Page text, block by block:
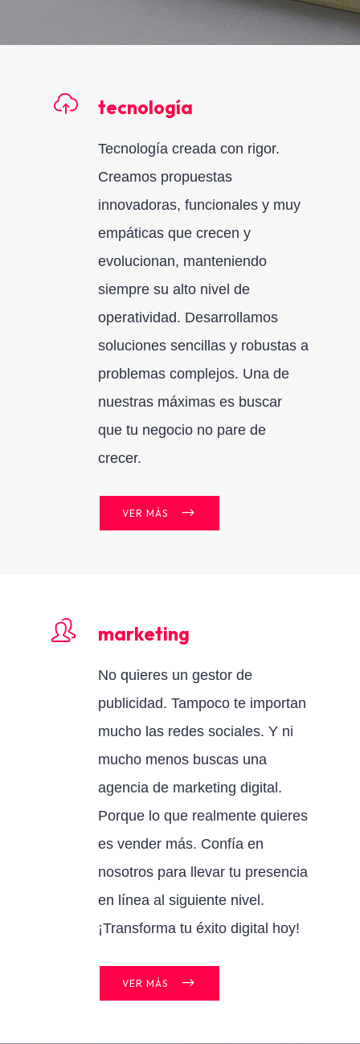
tecnología
Tecnología creada con rigor.
Creamos propuestas
innovadoras, funcionales y muy
empáticas que crecen y
evolucionan, manteniendo
siempre su alto nivel de
operatividad. Desarrollamos
soluciones sencillas y robustas a
problemas complejos. Una de
nuestras máximas es buscar
que tu negocio no pare de
crecer.
VER MÁS
marketing
No quieres un gestor de
publicidad. Tampoco te importan
mucho las redes sociales. Y ni
mucho menos buscas una
agencia de marketing digital.
Porque lo que realmente quieres
es vender más. Confía en
nosotros para llevar tu presencia
en línea al siguiente nivel.
¡Transforma tu éxito digital hoy!
VER MÁS